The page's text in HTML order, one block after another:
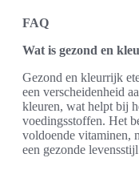
FAQ
Wat is gezond en
Gezond en kleurrijk
een verscheidenheid
kleuren, wat helpt bij
voedingsstoffen. Het
voldoende vitaminen,
een gezonde